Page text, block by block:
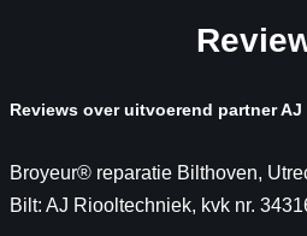
Reviews over uitvoerend partner
Broyeur® reparatie Bilthoven,
Bilt: AJ Riooltechniek, kvk nr.